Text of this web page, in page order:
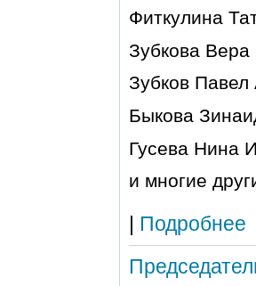
Фиткулина
Зубкова
Зубков
Быкова
Гусева Нина
и многие
| Подробнее